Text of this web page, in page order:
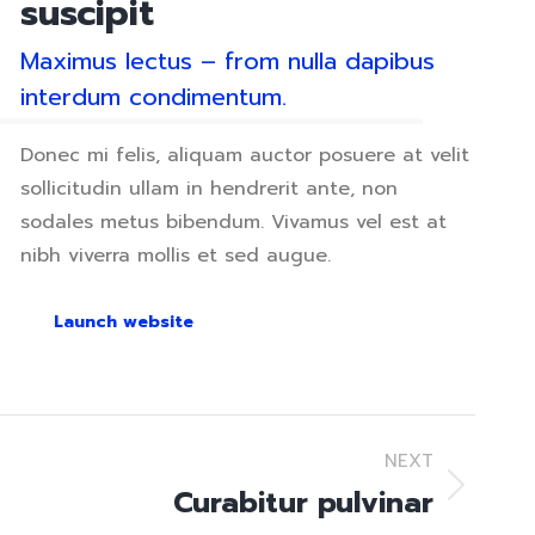
suscipit
Maximus lectus – from nulla dapibus
interdum condimentum.
Donec mi felis, aliquam auctor posuere at velit
sollicitudin ullam in hendrerit ante, non
sodales metus bibendum. Vivamus vel est at
nibh viverra mollis et sed augue.
Launch website
NEXT
Curabitur pulvinar